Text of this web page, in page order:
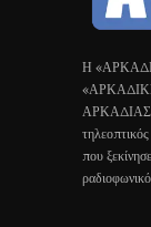
Η
ΑΡΚΑΔΙΑΣ.
που